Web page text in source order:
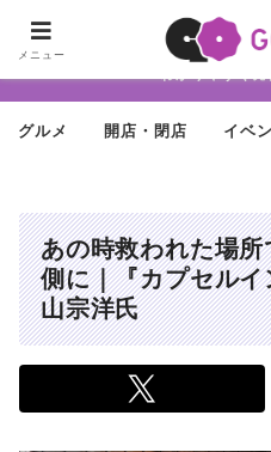
ちょっと怪しげだけど最近どんどん
グルメ 開店・閉店 イベ
あの時救われた場
側に｜『カプセル
山宗洋氏
メニュー